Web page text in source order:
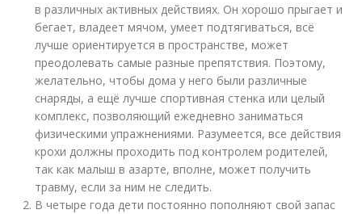
в различных активных действиях. Он хорошо прыгает и
бегает, владеет мячом, умеет подтягиваться, всё
лучше ориентируется в пространстве, может
преодолевать самые разные препятствия. Поэтому,
желательно, чтобы дома у него были различные
снаряды, а ещё лучше спортивная стенка или целый
комплекс, позволяющий ежедневно заниматься
физическими упражнениями. Разумеется, все действия
крохи должны проходить под контролем родителей,
так как малыш в азарте, вполне, может получить
травму, если за ним не следить.
В четыре года дети постоянно пополняют свой запас